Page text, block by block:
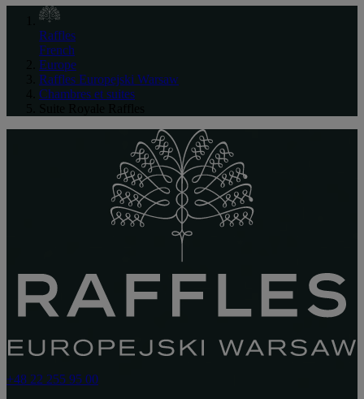
Raffles
French
Europe
Raffles Europejski Warsaw
Chambres et suites
+48 22 255 95 00